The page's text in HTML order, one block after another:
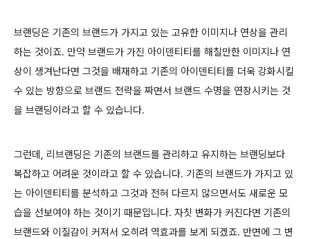
브랜딩은 기존의 브랜드가 가지고 있는 고유한 이미지나 연상을 관리
하는 것이죠. 만약 브랜드가 가진 아이덴티티를 해칠만한 이미지나 연
상이 생겨난다면 그것을 배재하고 기존의 아이덴티티를 더욱 강화시킬
수 있는 방향으로 브랜드 전략을 짜면서 브랜드 수명을 연장시키는 것
을 브랜딩이라고 할 수 있습니다.
그런데, 리브랜딩은 기존의 브랜드를 관리하고 유지하는 브랜딩보다
복잡하고 어려운 것이라고 할 수 있습니다. 기존의 브랜드가 가지고 있
는 아이덴티티를 분석하고 그것과 전혀 다르지 않으면서도 새로운 모
습을 선보여야 하는 것이기 때문입니다. 자칫 변화가 커진다면 기존의
브랜드와 이질감이 커져서 오히려 역효과를 보게 되겠죠. 반면에 그 변